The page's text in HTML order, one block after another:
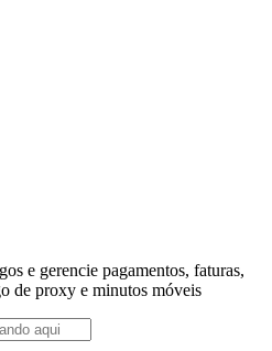
e gerencie pagamentos, faturas,
de proxy e minutos móveis